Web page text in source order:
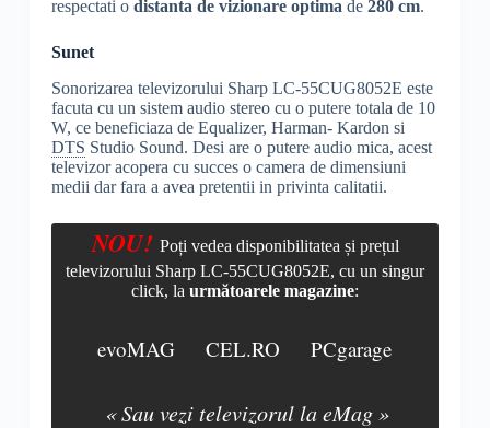
respectati o distanta de vizionare optima de 280 cm.
Sunet
Sonorizarea televizorului Sharp LC-55CUG8052E este
facuta cu un sistem audio stereo cu o putere totala de 10
W, ce beneficiaza de Equalizer, Harman- Kardon si
DTS Studio Sound. Desi are o putere audio mica, acest
televizor acopera cu succes o camera de dimensiuni
medii dar fara a avea pretentii in privinta calitatii.
NOU! Poți vedea disponibilitatea și prețul
televizorului Sharp LC-55CUG8052E, cu un singur
click, la următoarele magazine:
evoMAG CEL.RO PCgarage
« Sau vezi televizorul la eMag »